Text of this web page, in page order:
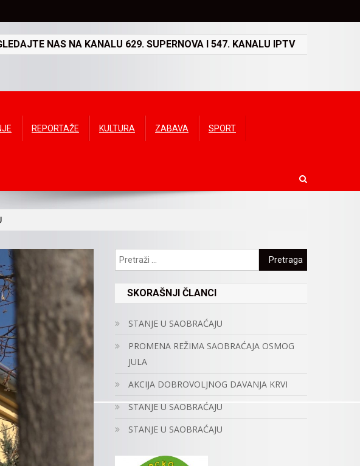
NAS NA KANALU 629. SUPERNOVA I 547. KANALU IPTV
REPORTAŽE KULTURA ZABAVA SPORT
Pretraga:
SKORAŠNJI ČLANCI
STANJE U SAOBRAĆAJU
PROMENA REŽIMA SAOBRAĆAJA OSMOG
JULA
AKCIJA DOBROVOLJNOG DAVANJA KRVI
STANJE U SAOBRAĆAJU
STANJE U SAOBRAĆAJU